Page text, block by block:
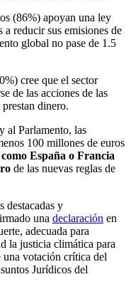
(86%) apoyan una ley
a reducir sus emisiones de
global no pase de 1.5
cree que el sector
de las acciones de las
dinero.
al Parlamento, las
100 millones de euros
como España o Francia
de las nuevas reglas de
destacadas y
una declaración en
adecuada para
la justicia climática para
una votación crítica del
Jurídicos del